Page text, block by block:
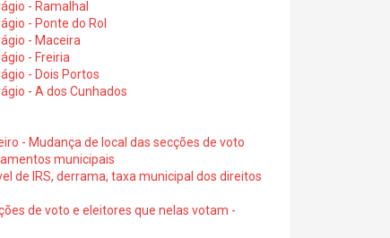
- Ramalhal
- Ponte do Rol
- Maceira
- Freiria
- Dois Portos
- A dos Cunhados
- Mudança de local das secções de voto
municipais
de IRS, derrama, taxa municipal dos direitos
de voto e eleitores que nelas votam -